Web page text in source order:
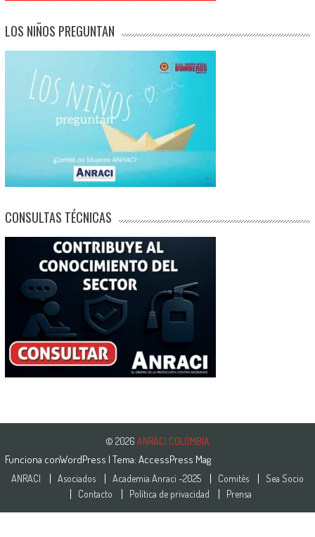
LOS NIÑOS PREGUNTAN
CONSULTAS TÉCNICAS
© 2026 ANRACI COLOMBIA
Funciona conWordPress | Tema: AccessPress Mag
ANRACI Asociados Academia Anraci -2025 Comités
Sea Socio
Contacto
Política de privacidad Prensa